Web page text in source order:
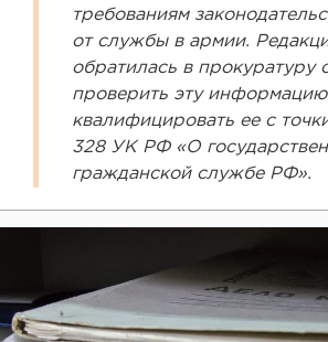
требованиям
от службы в армии.
обратилась в прокуратуру
проверить эту
квалифицировать ее с
328 УК РФ «О
гражданской службе РФ».